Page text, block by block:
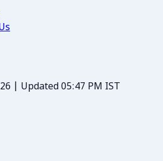
| Updated 05:47 PM IST